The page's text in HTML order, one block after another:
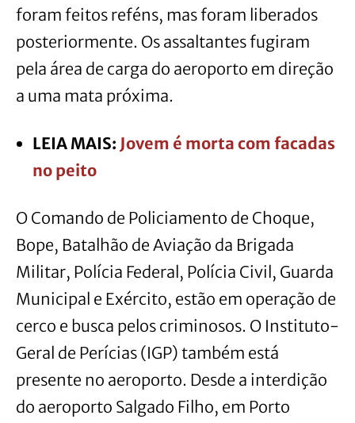
foram feitos reféns, mas foram liberados
posteriormente. Os assaltantes fugiram
pela área de carga do aeroporto em direção
a uma mata próxima.
LEIA MAIS: Jovem é morta com facadas
no peito
O Comando de Policiamento de Choque,
Bope, Batalhão de Aviação da Brigada
Militar, Polícia Federal, Polícia Civil, Guarda
Municipal e Exército, estão em operação de
cerco e busca pelos criminosos. O Instituto-
Geral de Perícias (IGP) também está
presente no aeroporto. Desde a interdição
do aeroporto Salgado Filho, em Porto